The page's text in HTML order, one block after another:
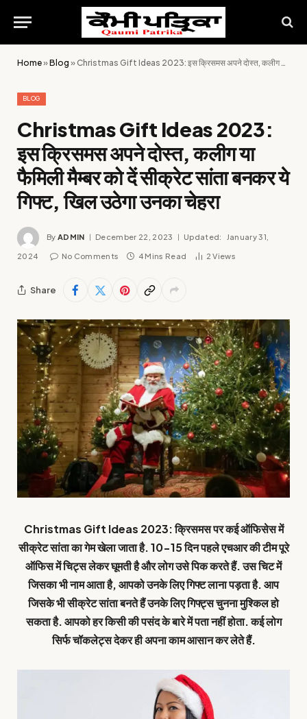
Home»Blog » Christmas Gift Ideas 2023: इस क्रिसमस अपने दोस्त, कलीग या फैमिली मैम्बर को दें सीक्रेट सांता बनकर ये गिफ्ट, खिल उठेगा उनका चेहरा
BLOG
Christmas Gift Ideas 2023:
इस क्रिसमस अपने दोस्त, कलीग या
फैमिली मैम्बर को दें सीक्रेट सांता बनकर ये
गिफ्ट, खिल उठेगा उनका चेहरा
By ADMIN December 22, 2023 Updated: January 31,
2024 No Comments 4 Mins Read 2Views
Share
Christmas Gift Ideas 2023: क्रिसमस पर कई ऑफिसेस में
सीक्रेट सांता का गेम खेला जाता है. 10-15 दिन पहले एचआर की टीम पूरे
ऑफिस में चिट्स लेकर घूमती है और लोग उसे पिक करते हैं. उस चिट में
जिसका भी नाम आता है, आपको उनके लिए गिफ्ट लाना पड़ता है. आप
जिसके भी सीक्रेट सांता बनते हैं उनके लिए गिफ्ट्स चुनना मुश्किल हो
सकता है. आपको हर किसी की पसंद के बारे में पता नहीं होता. कई लोग
सिर्फ चॉकलेट्स देकर ही अपना काम आसान कर लेते हैं.